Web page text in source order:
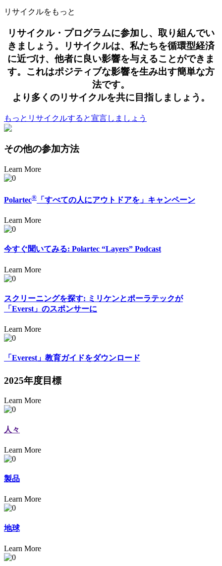
リサイクルをもっと
リサイクル・プログラムに参加し、取り組んでい
きましょう。リサイクルは、私たちを循環型経済
に近づけ、他者に良い影響を与えることができま
す。これはポジティブな影響を生み出す簡単な方
法です。
より多くのリサイクルを共に目指しましょう。
もっとリサイクルすると宣言しましょう
その他の参加方法
Learn More
Polartec® 「すべての人にアウトドアを」キャンペーン
Learn More
今すぐ聞いてみる: Polartec “Layers” Podcast
Learn More
スクリーニングを探す: ミリケンとポーラテックが
「Everst」のスポンサーに
Learn More
「Everest」教育ガイドをダウンロード
2025年度目標
Learn More
人々
Learn More
製品
Learn More
地球
Learn More